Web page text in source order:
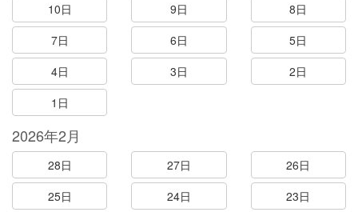
10日
9日
8日
7日
6日
5日
4日
3日
2日
1日
2026年2月
28日 27日
26日
25日
24日
23日